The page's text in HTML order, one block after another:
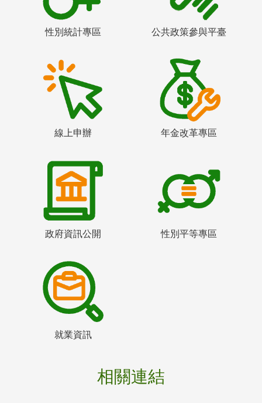
性別統計專區 公共政策參與平臺
線上申辦 年金改革專區
政府資訊公開 性別平等專區
就業資訊
相關連結